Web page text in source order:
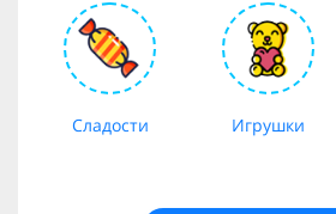
Сладости Игрушки